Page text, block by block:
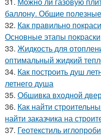
баллону. Общие
32. Как правильно
Основные этапы покраски
33. Жидкость для
оптимальный жидкий
34. Как построить душ
летнего душа
35. Обшивка входной
36. Как найти
найти заказчика на
37. Геотекстиль